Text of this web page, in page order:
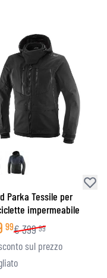
Parka Tessile per
impermeabile
99€399 99
sul prezzo